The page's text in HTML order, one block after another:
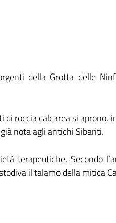
della Grotta delle
roccia calcarea si aprono,
nota agli antichi Sibariti.
terapeutiche. Secondo
il talamo della mitica